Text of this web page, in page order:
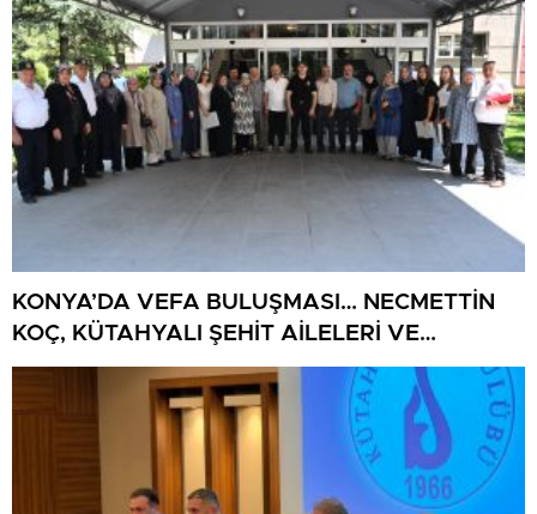
KONYA’DA VEFA BULUŞMASI… NECMETTİN
KOÇ, KÜTAHYALI ŞEHİT AİLELERİ VE
GAZİLERİ AĞIRLADI